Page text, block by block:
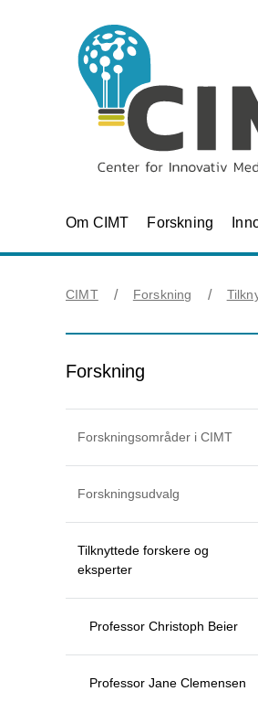
Om CIMT Forskning
CIMT Forskning
Forskning
Forskningsområder i CIMT
Forskningsudvalg
Tilknyttede forskere og
eksperter
Professor Christoph Beier
Professor Jane Clemensen